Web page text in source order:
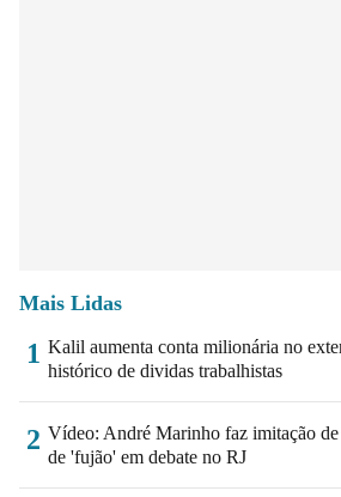
Mais Lidas
1 Kalil aumenta conta milionária no
histórico de dividas trabalhistas
2 Vídeo: André Marinho faz imitação de
de 'fujão' em debate no RJ